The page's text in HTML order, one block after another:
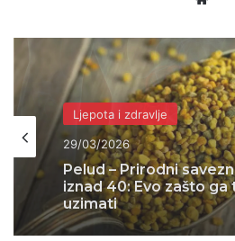
Ljepota i zdravlje
21/03/2026
ŠTO SE STVARNO
NAKON 2021.?